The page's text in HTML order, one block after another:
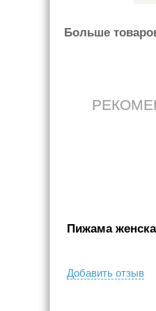
Больше
Пижама
Добавить отзыв